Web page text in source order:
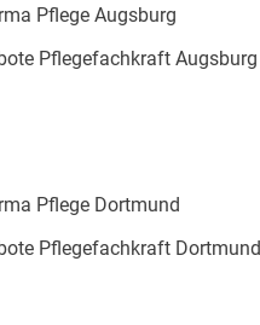
Pflege Augsburg
Pflegefachkraft Augsburg
Pflege Dortmund
Pflegefachkraft Dortmund